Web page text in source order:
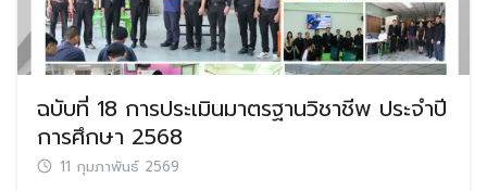
ฉบับที่ 18 การประเมินมาตรฐานวิชาชีพ ประจำปี
การศึกษา 2568
11 กุมภาพันธ์ 2569